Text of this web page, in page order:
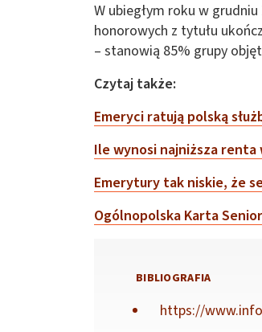
W ubiegłym roku w grudniu
honorowych z tytułu
– stanowią 85% grupy
Czytaj także:
Emeryci ratują polską
Ile wynosi najniższa
Emerytury tak niskie, że
Ogólnopolska Karta
BIBLIOGRAFIA
https://